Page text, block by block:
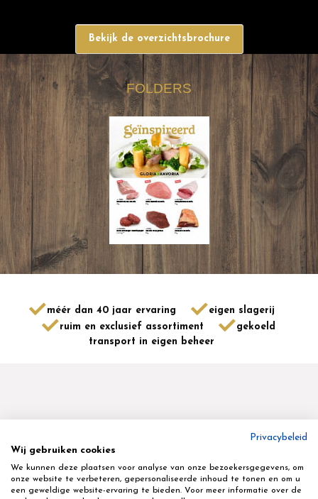
Bekijk de overzichtsbrochure
FOLDERS
méér dan 40 jaar ervaring
eigen slagerij
ruim en exclusief assortiment
gekoeld
transport in eigen beheer
Terbekstraat 16 - 3580 - Beringen - tel 011 45 80 70
Privacybeleid
Wij gebruiken cookies
We kunnen deze plaatsen voor analyse van onze bezoekersgegevens, om
onze website te verbeteren, gepersonaliseerde inhoud te tonen en om u
een geweldige website-ervaring te bieden. Voor meer informatie over de